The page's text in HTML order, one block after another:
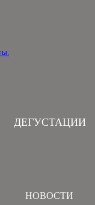
ДЕГУСТАЦИИ
НОВОСТИ